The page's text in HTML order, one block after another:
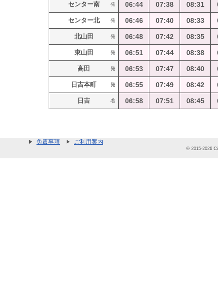
センター南 発 06:44 07:38 08:31
センター北 発 06:46 07:40 08:33
北山田 発 06:48 07:42 08:35
東山田 発 06:51 07:44 08:38
高田 発 06:53 07:47 08:40
日吉本町 発 06:55 07:49 08:42
日吉 着 06:58 07:51 08:45
免責事項 ご利用案内
© 2015-2026